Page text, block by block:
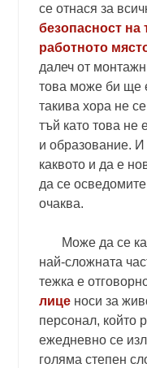
се отнася за
безопасност на
работното
далеч от
това може би ще
такива хора не
тъй като това не
и образование. И
каквото и да е
да се
очаква.
Може да се
най-сложната
тежка е
лице носи за
персонал, който
ежедневно се
голяма степен